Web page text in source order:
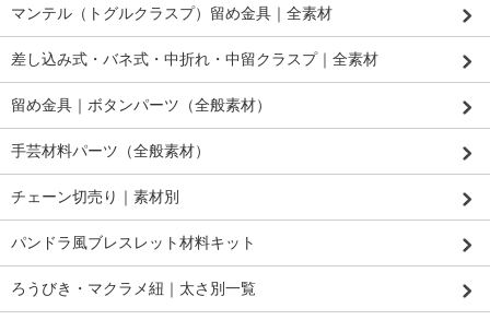
マンテル（トグルクラスプ）留め金具｜全素材
差し込み式・バネ式・中折れ・中留クラスプ｜全素材
留め金具｜ボタンパーツ（全般素材）
手芸材料パーツ（全般素材）
チェーン切売り｜素材別
パンドラ風ブレスレット材料キット
ろうびき・マクラメ紐｜太さ別一覧